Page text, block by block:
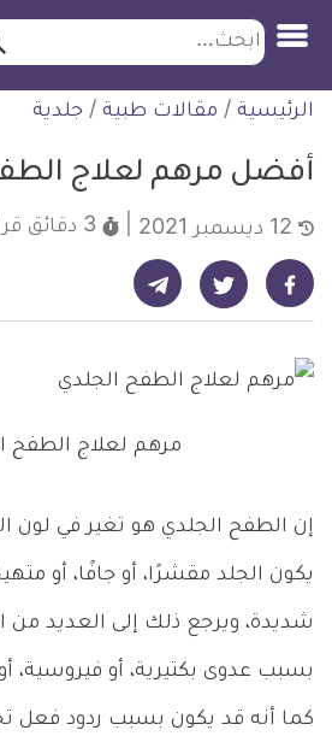
التخطي
للمحتوى
ابحث
الرئيسية / مقالات طبية / جلدية
أفضل مرهم لعلاج
3 دقائق
شارك على فيسبوك - ديلي ميديكال انفو شارك على تويتر - ديلي ميديكال انفو شارك على تيليجرام - ديلي ميديكال انفو
مرهم لعلاج الطفح
إن الطفح الجلدي هو تغير في لون
يكون الجلد مقشرًا، أو جافًا، أو
شديدة، ويرجع ذلك إلى العديد من
بسبب عدوى بكتيرية، أو فيروسية،
كما أنه قد يكون بسبب ردود فعل